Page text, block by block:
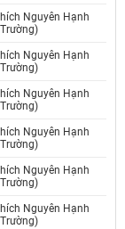
Nguyên Hạnh
Nguyên Hạnh
Nguyên Hạnh
Nguyên Hạnh
Nguyên Hạnh
Nguyên Hạnh